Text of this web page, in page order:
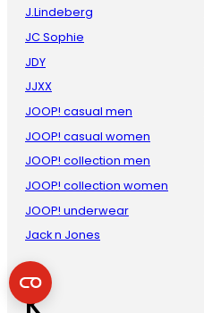
J.Lindeberg
JC Sophie
JDY
JJXX
JOOP! casual men
JOOP! casual women
JOOP! collection men
JOOP! collection women
JOOP! underwear
Jack n Jones
K